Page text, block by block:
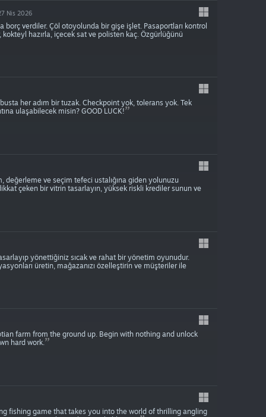
Nis 2026
verdiler. Çöl otoyolunda bir gişe işlet. Pasaportları kontrol
hazırla, içecek sat ve polisten kaç. Özgürlüğünü
her adım bir tuzak. Checkpoint yok, tolerans yok. Tek
ulaşabilecek misin? GOOD LUCK!
ve seçim tefeci ustalığına giden yolunuzu
çeken bir vitrin tasarlayın, yüksek riskli krediler sunun ve
yönettiğiniz sıcak ve rahat bir yönetim oyunudur.
üretin, mağazanızı özelleştirin ve müşteriler ile
farm from the ground up. Begin with nothing and unlock
hard work.
fishing game that takes you into the world of thrilling angling